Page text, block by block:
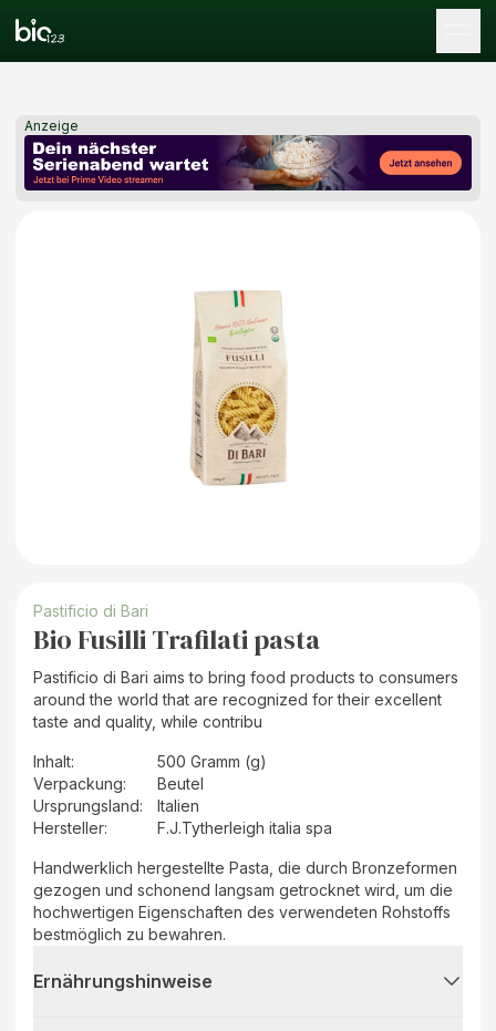
Anzeige
Pastificio di Bari
Bio Fusilli Trafilati pasta
Pastificio di Bari aims to bring food products to consumers
around the world that are recognized for their excellent
taste and quality, while contribu
Inhalt:
500 Gramm (g)
Verpackung:
Beutel
Ursprungsland:
Italien
Hersteller: F.J.Tytherleigh italia spa
Handwerklich hergestellte Pasta, die durch Bronzeformen
gezogen und schonend langsam getrocknet wird, um die
hochwertigen Eigenschaften des verwendeten Rohstoffs
bestmöglich zu bewahren.
Ernährungshinweise